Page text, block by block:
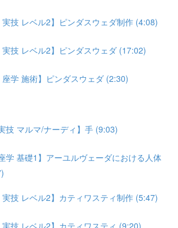
実技 レベル2】ピンダスウェダ制作 (4:08)
実技 レベル2】ピンダスウェダ (17:02)
座学 施術】ピンダスウェダ (2:30)
技 マルマ/ナーディ】手 (9:03)
学 基礎1】アーユルヴェーダにおける人体
実技 レベル2】カティワスティ制作 (5:47)
実技 レベル2】カティワスティ (9:20)